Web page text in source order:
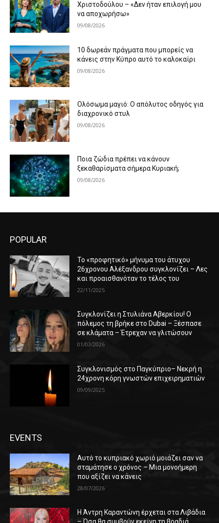
Χριστοδούλου – «Δεν ήταν επιλογή μου
να αποχωρήσω»
09/08/2026
10 δωρεάν πράγματα που μπορείς να
κάνεις στην Κύπρο αυτό το καλοκαίρι
09/08/2026
Ολόσωμα μαγιό: Ο απόλυτος οδηγός για
διαχρονικό στυλ
09/08/2026
Ποια ζώδια πρέπει να κάνουν
ξεκαθαρίσματα σήμερα Κυριακή;
09/08/2026
POPULAR
Το «προφητικό» μήνυμα του άτυχου
26χρονου Αλέξανδρου συγκλονίζει – Λες
και προαισθανόταν το τέλος του
22/11/2025
Συγκλονίζει η Στυλιάνα Αβερκίου! Ο
πόλεμος τη βρήκε στο Dubai – Ξέσπασε
σε κλάματα – Έτρεχαν να γλιτώσουν
01/03/2026
Συγκλονισμός στο Παγκύπριο– Νεκρή η
24χρονη κόρη γνωστών επιχειρηματιών
09/09/2025
EVENTS
Αυτό το κυπριακό χωριό μοιάζει σαν να
σταμάτησε ο χρόνος – Μια μονοήμερη
που αξίζει να κάνεις
28/07/2026
Η Άντρη Καραντώνη έρχεται στα Λιβάδια